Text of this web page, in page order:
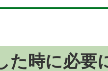
た時に必要